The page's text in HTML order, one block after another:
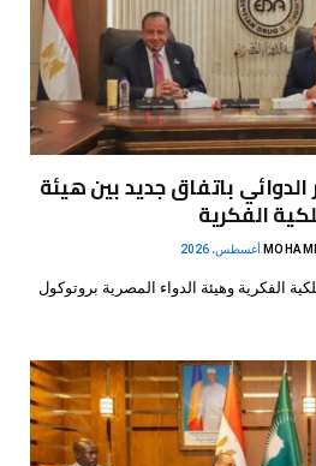
الدوائي باتفاق جديد بين هيئة
الفكرية
الفكرية وهيئة الدواء المصرية بروتوكول